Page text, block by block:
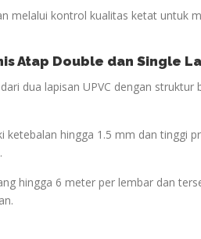
melalui kontrol kualitas ketat untuk
Atap Double dan Single
dua lapisan UPVC dengan
ketebalan hingga 1.5 mm dan tinggi
hingga 6 meter per lembar dan